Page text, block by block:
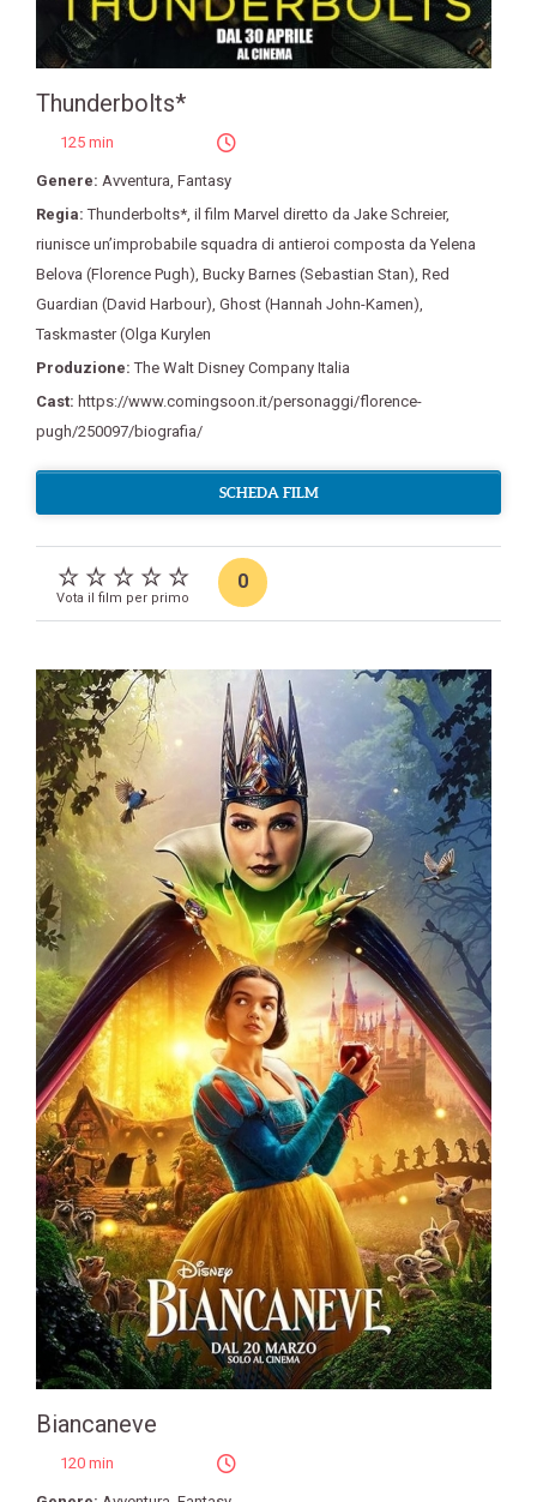
Thunderbolts*
125 min
Genere: Avventura, Fantasy
Regia:Thunderbolts*, il film Marvel diretto da Jake Schreier,
riunisce un’improbabile squadra di antieroi composta da Yelena
Belova (Florence Pugh), Bucky Barnes (Sebastian Stan), Red
Guardian (David Harbour), Ghost (Hannah John-Kamen),
Taskmaster (Olga Kurylen
Produzione:The Walt Disney Company Italia
Cast: https://www.comingsoon.it/personaggi/florence-
pugh/250097/biografia/
SCHEDA FILM
Vota il film per primo
0
Biancaneve
120 min